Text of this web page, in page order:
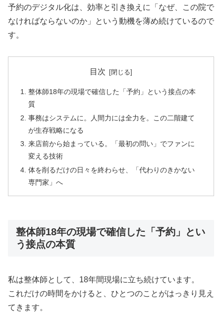
予約のデジタル化は、効率と引き換えに「なぜ、この院で
なければならないのか」という動機を薄め続けているので
す。
目次
整体師18年の現場で確信した「予約」という接点の本
質
事務はシステムに。人間力には全力を。この二階建て
が生存戦略になる
来店前から始まっている。「最初の問い」でファンに
変える技術
体を削るだけの日々を終わらせ、「代わりのきかない
専門家」へ
整体師18年の現場で確信した「予約」とい
う接点の本質
私は整体師として、18年間現場に立ち続けています。
これだけの時間をかけると、ひとつのことがはっきり見え
てきます。